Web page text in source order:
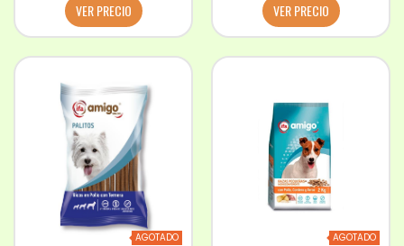
VER PRECIO
VER PRECIO
AGOTADO AGOTADO